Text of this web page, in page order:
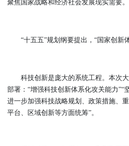
聚焦国家战略和经济社会发展现实需要。
“十五五”规划纲要提出，“国家创新体
科技创新是庞大的系统工程。本次大
部署：“增强科技创新体系化攻关能力”“
进一步加强科技战略规划、政策措施、
平台、区域创新等方面统筹”。